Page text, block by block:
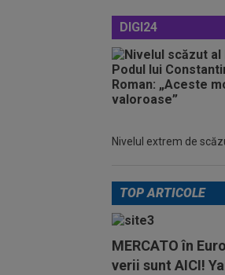
DIGI24
Nivelul extrem de
TOP ARTICOLE
MERCATO în
verii sunt AICI!